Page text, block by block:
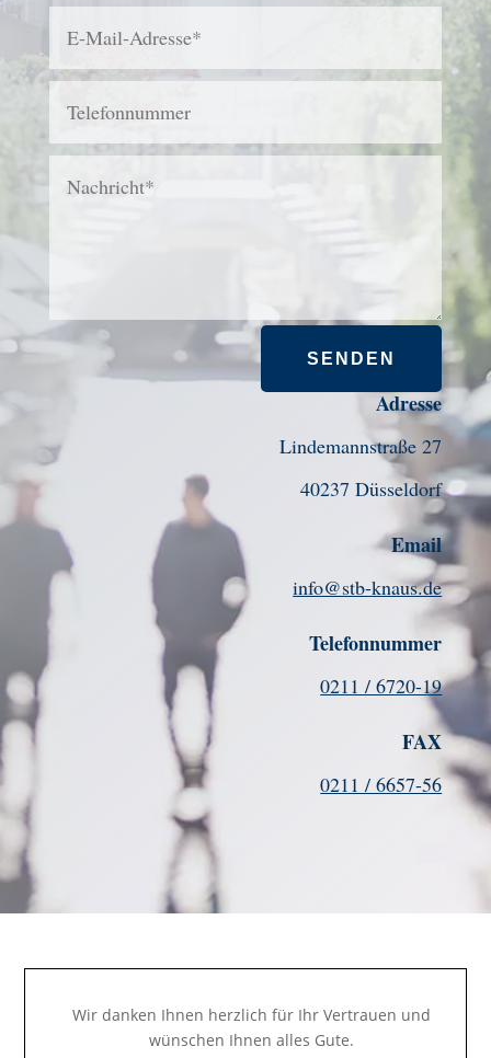
Adresse
Lindemannstraße 27
40237 Düsseldorf
Email
info@stb-knaus.de
Telefonnummer
0211 / 6720-19
FAX
0211 / 6657-56
SENDEN
Wir danken Ihnen herzlich für Ihr Vertrauen und
wünschen Ihnen alles Gute.